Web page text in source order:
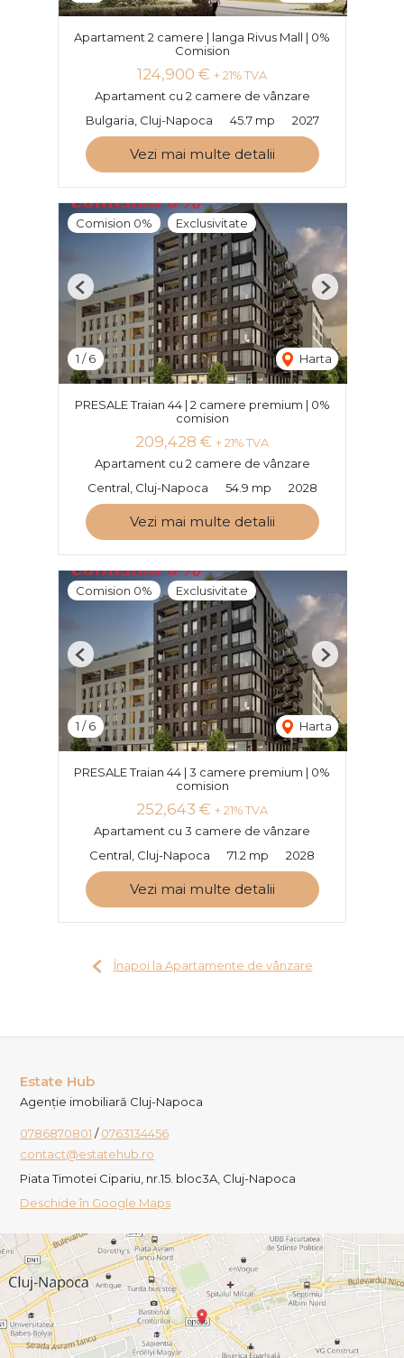
Apartament 2 camere | langa Rivus Mall | 0%
Comision
124,900 € + 21% TVA
Apartament cu 2 camere de vânzare
Bulgaria, Cluj-Napoca
45.7 mp 2027
Vezi mai multe detalii
Comision 0% Exclusivitate
1 /6 Harta
Previous Next
PRESALE Traian 44 | 2 camere premium | 0%
comision
209,428 € + 21% TVA
Apartament cu 2 camere de vânzare
Central, Cluj-Napoca
54.9 mp 2028
Vezi mai multe detalii
Comision 0% Exclusivitate
1 /6 Harta
Previous Next
PRESALE Traian 44 | 3 camere premium | 0%
comision
252,643 € + 21% TVA
Apartament cu 3 camere de vânzare
Central, Cluj-Napoca
71.2 mp 2028
Vezi mai multe detalii
Înapoi la Apartamente de vânzare
Estate Hub
Agenție imobiliară Cluj-Napoca
0786870801 /0763134456
contact@estatehub.ro
Piata Timotei Cipariu, nr.15. bloc3A, Cluj-Napoca
Deschide în Google Maps